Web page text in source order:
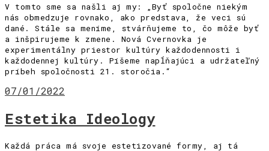
V tomto sme sa našli aj my: „Byť spoločne niekým
nás obmedzuje rovnako, ako predstava, že veci sú
dané. Stále sa meníme, stvárňujeme to, čo môže byť
a inšpirujeme k zmene. Nová Cvernovka je
experimentálny priestor kultúry každodennosti i
každodennej kultúry. Píšeme napĺňajúci a udržateľný
príbeh spoločnosti 21. storočia.“
07/01/2022
Estetika Ideology
Každá práca má svoje estetizované formy, aj tá